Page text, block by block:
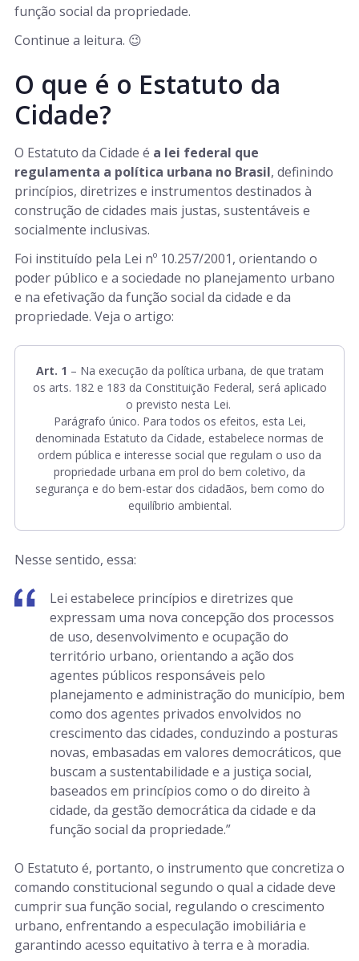
função social da propriedade.
Continue a leitura. 😉
O que é o Estatuto da
Cidade?
O Estatuto da Cidade é a lei federal que
regulamenta a política urbana no Brasil, definindo
princípios, diretrizes e instrumentos destinados à
construção de cidades mais justas, sustentáveis e
socialmente inclusivas.
Foi instituído pela Lei nº 10.257/2001, orientando o
poder público e a sociedade no planejamento urbano
e na efetivação da função social da cidade e da
propriedade. Veja o artigo:
Art. 1 – Na execução da política urbana, de que tratam
os arts. 182 e 183 da Constituição Federal, será aplicado
o previsto nesta Lei.
Parágrafo único. Para todos os efeitos, esta Lei,
denominada Estatuto da Cidade, estabelece normas de
ordem pública e interesse social que regulam o uso da
propriedade urbana em prol do bem coletivo, da
segurança e do bem-estar dos cidadãos, bem como do
equilíbrio ambiental.
Nesse sentido, essa:
Lei estabelece princípios e diretrizes que
expressam uma nova concepção dos processos
de uso, desenvolvimento e ocupação do
território urbano, orientando a ação dos
agentes públicos responsáveis pelo
planejamento e administração do município, bem
como dos agentes privados envolvidos no
crescimento das cidades, conduzindo a posturas
novas, embasadas em valores democráticos, que
buscam a sustentabilidade e a justiça social,
baseados em princípios como o do direito à
cidade, da gestão democrática da cidade e da
função social da propriedade.”
O Estatuto é, portanto, o instrumento que concretiza o
comando constitucional segundo o qual a cidade deve
cumprir sua função social, regulando o crescimento
urbano, enfrentando a especulação imobiliária e
garantindo acesso equitativo à terra e à moradia.